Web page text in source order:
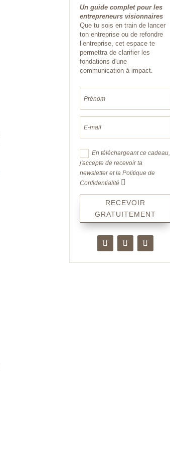
Un guide complet pour les
entrepreneurs visionnaires
Que tu sois en train de lancer
ton entreprise ou de refondre
l’entreprise, cet espace te
permettra de clarifier les
fondations d'une
communication à impact.
En téléchargeant ce cadeau,
j'accepte de recevoir ta
newsletter et la Politique de
Confidentialité
RECEVOIR
GRATUITEMENT